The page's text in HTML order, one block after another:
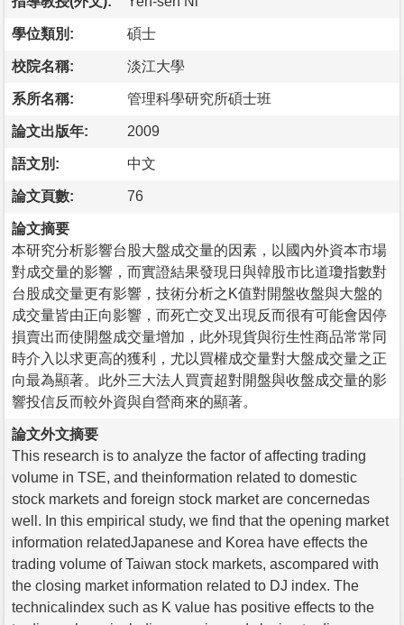
學位類別: 碩士
校院名稱: 淡江大學
系所名稱: 管理科學研究所碩士班
論文出版年: 2009
語文別: 中文
論文頁數: 76
論文摘要
本研究分析影響台股大盤成交量的因素，以國內外資本市場
對成交量的影響，而實證結果發現日與韓股市比道瓊指數對
台股成交量更有影響，技術分析之K值對開盤收盤與大盤的
成交量皆由正向影響，而死亡交叉出現反而很有可能會因停
損賣出而使開盤成交量增加，此外現貨與衍生性商品常常同
時介入以求更高的獲利，尤以買權成交量對大盤成交量之正
向最為顯著。此外三大法人買賣超對開盤與收盤成交量的影
響投信反而較外資與自營商來的顯著。
論文外文摘要
This research is to analyze the factor of affecting trading
volume in TSE, and theinformation related to domestic
stock markets and foreign stock market are concernedas
well. In this empirical study, we find that the opening market
information relatedJapanese and Korea have effects the
trading volume of Taiwan stock markets, ascompared with
the closing market information related to DJ index. The
technicalindex such as K value has positive effects to the